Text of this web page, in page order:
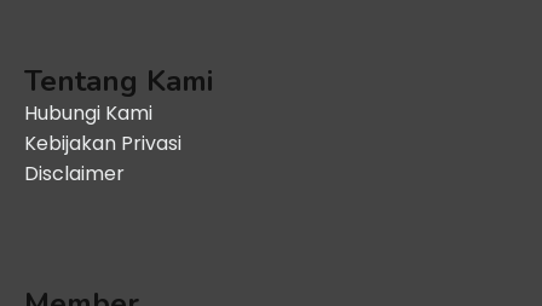
Tentang Kami
Hubungi Kami
Kebijakan Privasi
Disclaimer